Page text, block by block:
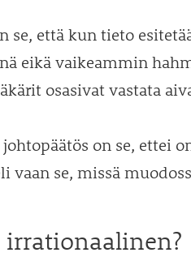
se, että kun tieto
eikä vaikeammin
osasivat vastata
johtopäätös on se, ettei
vaan se, missä
irrationaalinen?